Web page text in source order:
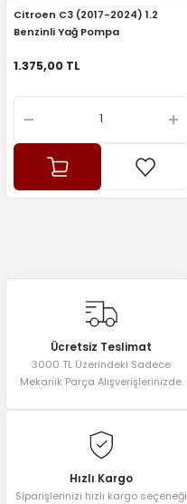
Citroen C3 (2017-2024) 1.2
Benzinli Yağ Pompa
1.375,00 TL
Ücretsiz Teslimat
3000 TL Üzerindeki Sadece
Mekanik Parça Alışverişlerinizde.
Hızlı Kargo
Siparişlerinizi hızlı kargo seçeneği